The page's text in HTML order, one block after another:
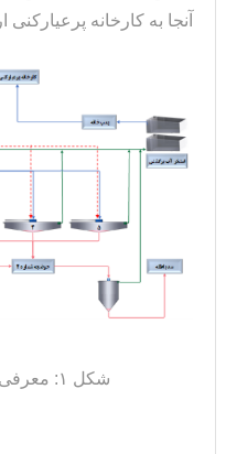
آنجا به کارخانه
شکل ۱: معرفی مدار تیکنرهای باطله